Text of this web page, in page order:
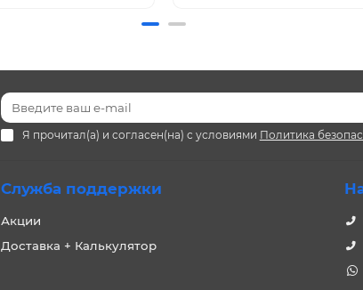
Я прочитал(а) и согласен(на) с условиями Политика
Служба поддержки
Акции
Доставка + Калькулятор